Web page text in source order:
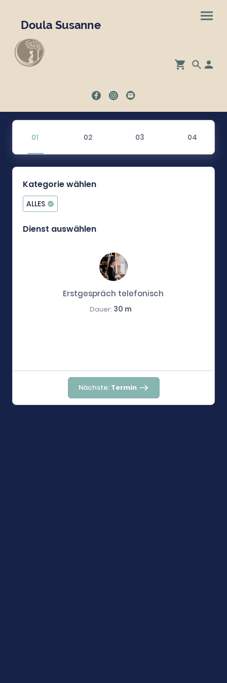
Doula Susanne
Kategorie wählen
ALLES
Dienst auswählen
Erstgespräch telefonisch
Dauer: 30 m
Nächste: Termin